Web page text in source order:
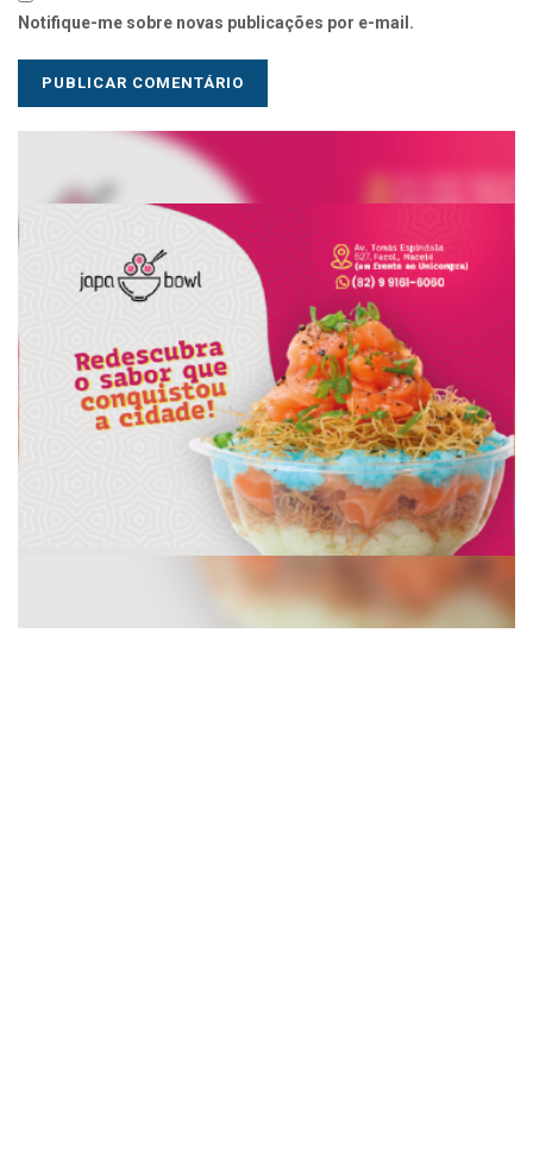
Notifique-me sobre novas publicações por e-mail.